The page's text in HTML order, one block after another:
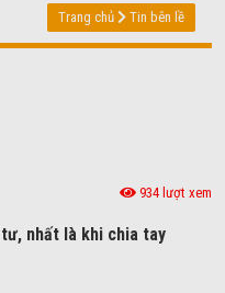
Trang chủ Tin bên lề
934 lượt xem
nhất là khi chia tay